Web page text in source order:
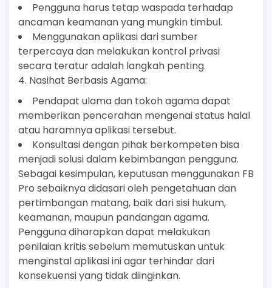
Pengguna harus tetap waspada terhadap
ancaman keamanan yang mungkin timbul.
Menggunakan aplikasi dari sumber
terpercaya dan melakukan kontrol privasi
secara teratur adalah langkah penting.
4. Nasihat Berbasis Agama:
Pendapat ulama dan tokoh agama dapat
memberikan pencerahan mengenai status halal
atau haramnya aplikasi tersebut.
Konsultasi dengan pihak berkompeten bisa
menjadi solusi dalam kebimbangan pengguna.
Sebagai kesimpulan, keputusan menggunakan FB
Pro sebaiknya didasari oleh pengetahuan dan
pertimbangan matang, baik dari sisi hukum,
keamanan, maupun pandangan agama.
Pengguna diharapkan dapat melakukan
penilaian kritis sebelum memutuskan untuk
menginstal aplikasi ini agar terhindar dari
konsekuensi yang tidak diinginkan.